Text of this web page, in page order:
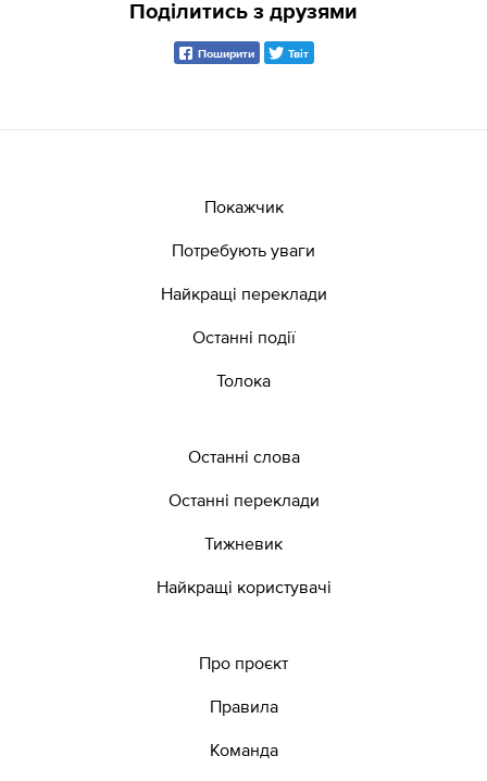
Поділитись з друзями
Поширити Твіт
Покажчик
Потребують уваги
Найкращі переклади
Останні події
Толока
Останні слова
Останні переклади
Тижневик
Найкращі користувачі
Про проєкт
Правила
Команда